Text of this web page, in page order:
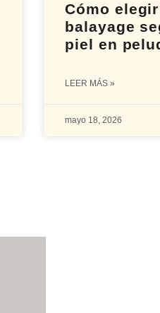
Cómo
balayage
piel en
LEER MÁS »
mayo 18, 2026